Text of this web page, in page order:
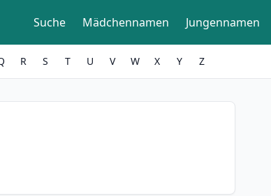
Suche Mädchennamen Jungennamen
R S T U V W X Y Z